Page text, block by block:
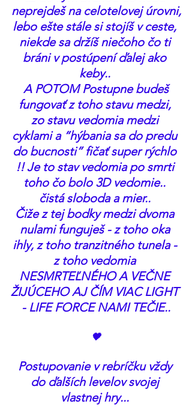
neprejdeš na celotelovej úrovni,
lebo ešte stále si stojíš v ceste,
niekde sa držíš niečoho čo ti
bráni v postúpení ďalej ako
keby..
fungovať z toho stavu medzi,
zo stavu vedomia medzi
cyklami a “hýbania sa do predu
do bucnosti” fičať super rýchlo
!! Je to stav vedomia po smrti
toho čo bolo 3D vedomie..
čistá sloboda a mier..
Čiže z tej bodky medzi dvoma
nulami funguješ - z toho oka
ihly, z toho tranzitného tunela -
z toho vedomia
NESMRTEĽNÉHO A VEČNE
ŽIJÚCEHO AJ ČÍM VIAC LIGHT
- LIFE FORCE NAMI TEČIE..
🖤
Postupovanie v rebríčku vždy
do ďalších levelov svojej
vlastnej hry...